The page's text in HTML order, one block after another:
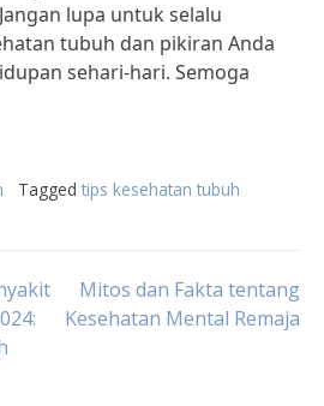
lupa untuk selalu
tubuh dan pikiran Anda
sehari-hari. Semoga
Tagged tips kesehatan tubuh
Mitos dan Fakta tentang
Kesehatan Mental Remaja